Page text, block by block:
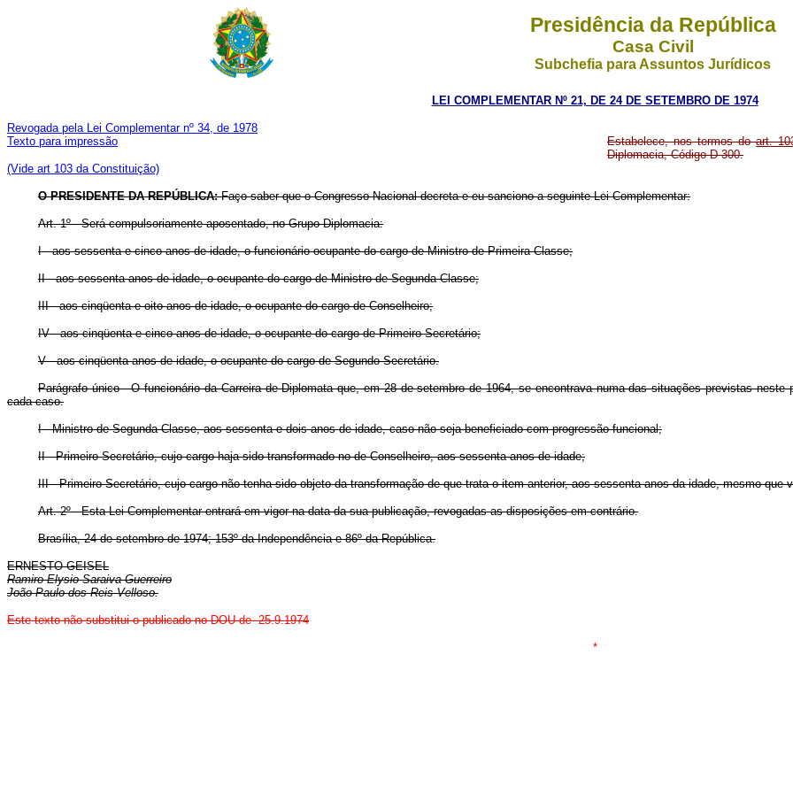
Presidência da República
Casa Civil
Subchefia para Assuntos Jurídicos
LEI COMPLEMENTAR Nº 21, DE 24 DE SETEMBRO DE 1974
Revogada pela Lei Complementar nº 34, de 1978
Texto para impressão
(Vide art 103 da Constituição)
Estabelece, nos termos doart.
Diplomacia, Código D-300.
O PRESIDENTE DA REPÚBLICA:Faço saber que o Congresso Nacional decreta e eu sanciono a seguinte Lei Complementar:
Art. 1º - Será compulsoriamente aposentado, no Grupo-Diplomacia:
I - aos sessenta e cinco anos de idade, o funcionário ocupante do cargo de Ministro de Primeira Classe;
II - aos sessenta anos de idade, o ocupante do cargo de Ministro de Segunda Classe;
III - aos cinqüenta e oito anos de idade, o ocupante do cargo de Conselheiro;
IV - aos cinqüenta e cinco anos de idade, o ocupante do cargo de Primeiro-Secretário;
V - aos cinqüenta anos de idade, o ocupante do cargo de Segundo-Secretário.
Parágrafo único - O funcionário da Carreira de Diplomata que, em 28 de setembro de 1964, se encontrava numa das situações previstas
cada caso.
I - Ministro de Segunda Classe, aos sessenta e dois anos de idade, caso não seja beneficiado com progressão funcional;
II - Primeiro-Secretário, cujo cargo haja sido transformado no de Conselheiro, aos sessenta anos de idade;
III - Primeiro-Secretário, cujo cargo não tenha sido objeto da transformação de que trata o item anterior, aos sessenta anos da idade, mesmo
Art. 2º - Esta Lei Complementar entrará em vigor na data da sua publicação, revogadas as disposições em contrário.
Brasília, 24 de setembro de 1974; 153º da Independência e 86º da República.
ERNESTO GEISEL
Ramiro Elysio Saraiva Guerreiro
João Paulo dos Reis Velloso.
Este texto não substitui o publicado no DOU de 25.9.1974
*